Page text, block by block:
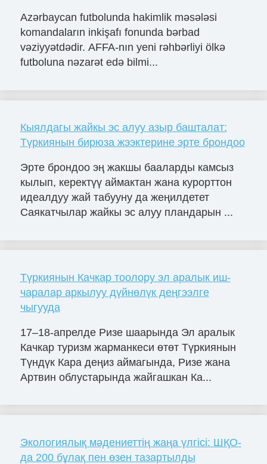
Azərbaycan futbolunda hakimlik məsələsi
komandaların inkişafı fonunda bərbad
vəziyyətdədir. AFFA-nın yeni rəhbərliyi ölkə
futboluna nəzarət edə bilmi...
Кыялдагы жайкы эс алуу азыр башталат:
Түркиянын бирюза жээктерине эрте брондоо
Эрте брондоо эң жакшы бааларды камсыз
кылып, керектүү аймактан жана курорттон
идеалдуу жай табууну да жеңилдетет
Саякатчылар жайкы эс алуу пландарын ...
Түркиянын Качкар тоолору эл аралык иш-
чаралар аркылуу дүйнөлүк деңгээлге
чыгууда
17–18-апрелде Ризе шаарында Эл аралык
Качкар туризм жарманкеси өтөт Түркиянын
Түндүк Кара деңиз аймагында, Ризе жана
Артвин облустарында жайгашкан Ка...
Экологиялық мәдениеттің жаңа үлгісі: ШҚО-
да 200 бұлақ пен өзен тазартылды